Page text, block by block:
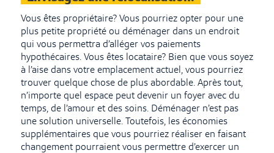
Vous êtes propriétaire? Vous pourriez opter pour une
plus petite propriété ou déménager dans un endroit
qui vous permettra d’alléger vos paiements
hypothécaires. Vous êtes locataire? Bien que vous soyez
à l’aise dans votre emplacement actuel, vous pourriez
trouver quelque chose de plus abordable. Après tout,
n’importe quel espace peut devenir un foyer avec du
temps, de l’amour et des soins. Déménager n’est pas
une solution universelle. Toutefois, les économies
supplémentaires que vous pourriez réaliser en faisant
changement pourraient vous permettre d’exercer un